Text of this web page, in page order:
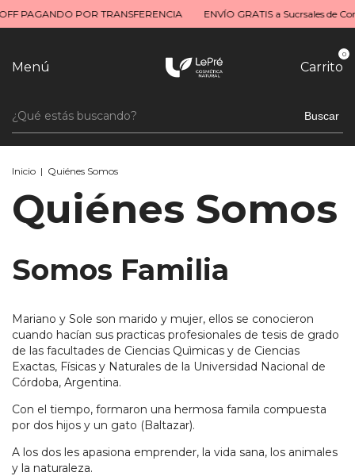
PAGANDO POR TRANSFERENCIA ENVÍO GRATIS a Sucrsales de
Menú Carrito
0
Buscar
Inicio | Quiénes Somos
Quiénes Somos
Somos Familia
Mariano y Sole son marido y mujer, ellos se conocieron
cuando hacían sus practicas profesionales de tesis de grado
de las facultades de Ciencias Quìmicas y de Ciencias
Exactas, Físicas y Naturales de la Universidad Nacional de
Córdoba, Argentina.
Con el tiempo, formaron una hermosa famila compuesta
por dos hijos y un gato (Baltazar).
A los dos les apasiona emprender, la vida sana, los animales
y la naturaleza.